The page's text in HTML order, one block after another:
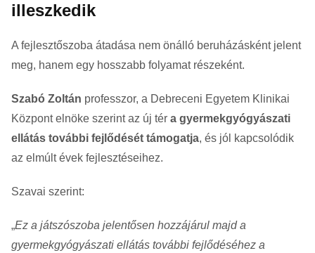
illeszkedik
A fejlesztőszoba átadása nem önálló beruházásként jelent
meg, hanem egy hosszabb folyamat részeként.
Szabó Zoltán professzor, a Debreceni Egyetem Klinikai
Központ elnöke szerint az új tér a gyermekgyógyászati
ellátás további fejlődését támogatja, és jól kapcsolódik
az elmúlt évek fejlesztéseihez.
Szavai szerint:
„Ez a játszószoba jelentősen hozzájárul majd a
gyermekgyógyászati ellátás további fejlődéséhez a